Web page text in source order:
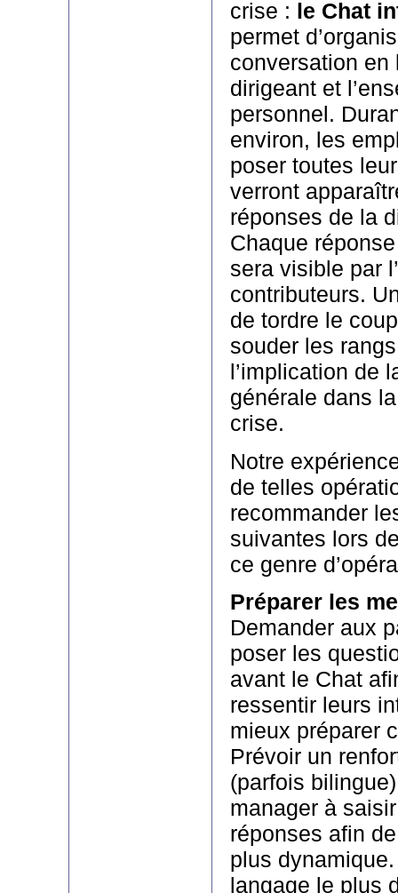
crise : le Chat
permet
conversation en
dirigeant et
personnel.
environ, les
poser toutes
verront
réponses de la
Chaque
sera visible par
contributeurs.
de tordre le
souder les
l’implication de
générale dans
crise.
Notre
de telles
recommander
suivantes lors
ce genre
Préparer les
Demander aux
poser les
avant le Chat
ressentir leurs
mieux préparer
Prévoir un
(parfois
manager à
réponses afin
plus
langage le plus